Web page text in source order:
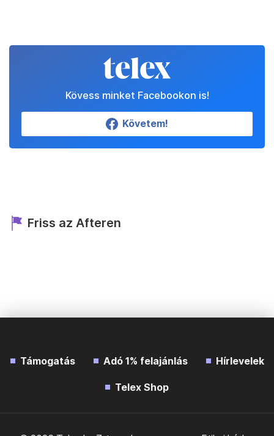
Kövess minket Facebookon is!
Követem!
Friss az Afteren
Támogatás Adó 1% felajánlás Hírlevelek
Telex Shop